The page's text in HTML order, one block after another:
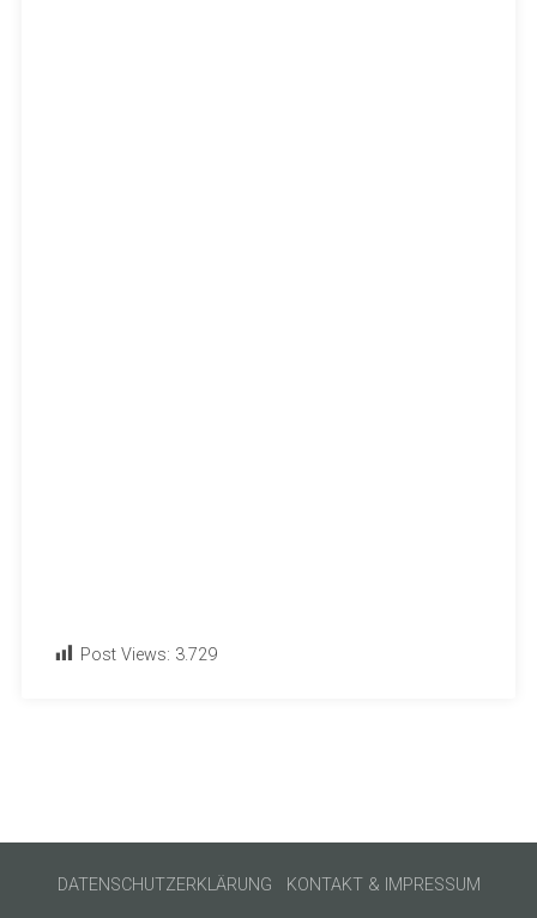
Post Views: 3.729
DATENSCHUTZERKLÄRUNG KONTAKT & IMPRESSUM